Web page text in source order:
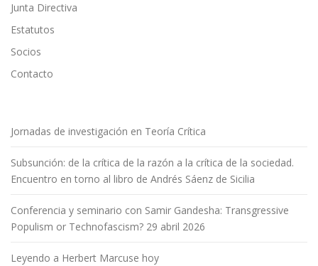
Junta Directiva
Estatutos
Socios
Contacto
Jornadas de investigación en Teoría Crítica
Subsunción: de la crítica de la razón a la crítica de la sociedad.
Encuentro en torno al libro de Andrés Sáenz de Sicilia
Conferencia y seminario con Samir Gandesha: Transgressive
Populism or Technofascism? 29 abril 2026
Leyendo a Herbert Marcuse hoy